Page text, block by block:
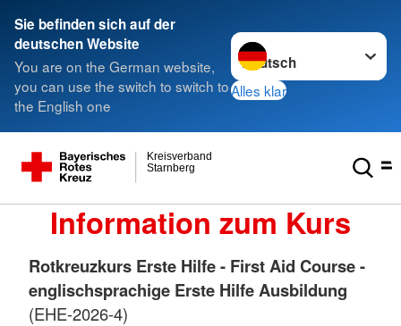
Sie befinden sich auf der
deutschen Website
You are on the German website,
you can use the switch to switch to
the English one
Sprache wechseln zu
Alles klar
Starnberg
Kreisverband
Information zum Kurs
Rotkreuzkurs Erste Hilfe - First Aid Course -
englischsprachige Erste Hilfe Ausbildung
(EHE-2026-4)